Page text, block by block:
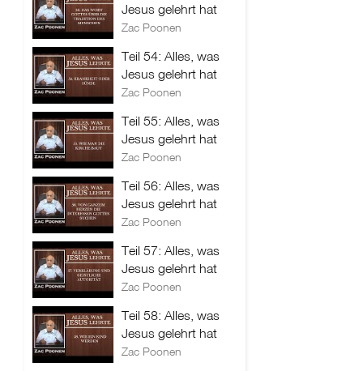
Jesus gelehrt hat
Zac Poonen
Teil 54: Alles, was
Jesus gelehrt hat
Zac Poonen
Teil 55: Alles, was
Jesus gelehrt hat
Zac Poonen
Teil 56: Alles, was
Jesus gelehrt hat
Zac Poonen
Teil 57: Alles, was
Jesus gelehrt hat
Zac Poonen
Teil 58: Alles, was
Jesus gelehrt hat
Zac Poonen